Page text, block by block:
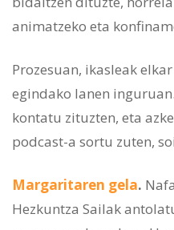
animatzeko eta
Prozesuan, ikasleak
egindako lanen
kontatu zituzten, eta
podcast-a sortu zuten,
Margaritaren gela.
Hezkuntza Sailak